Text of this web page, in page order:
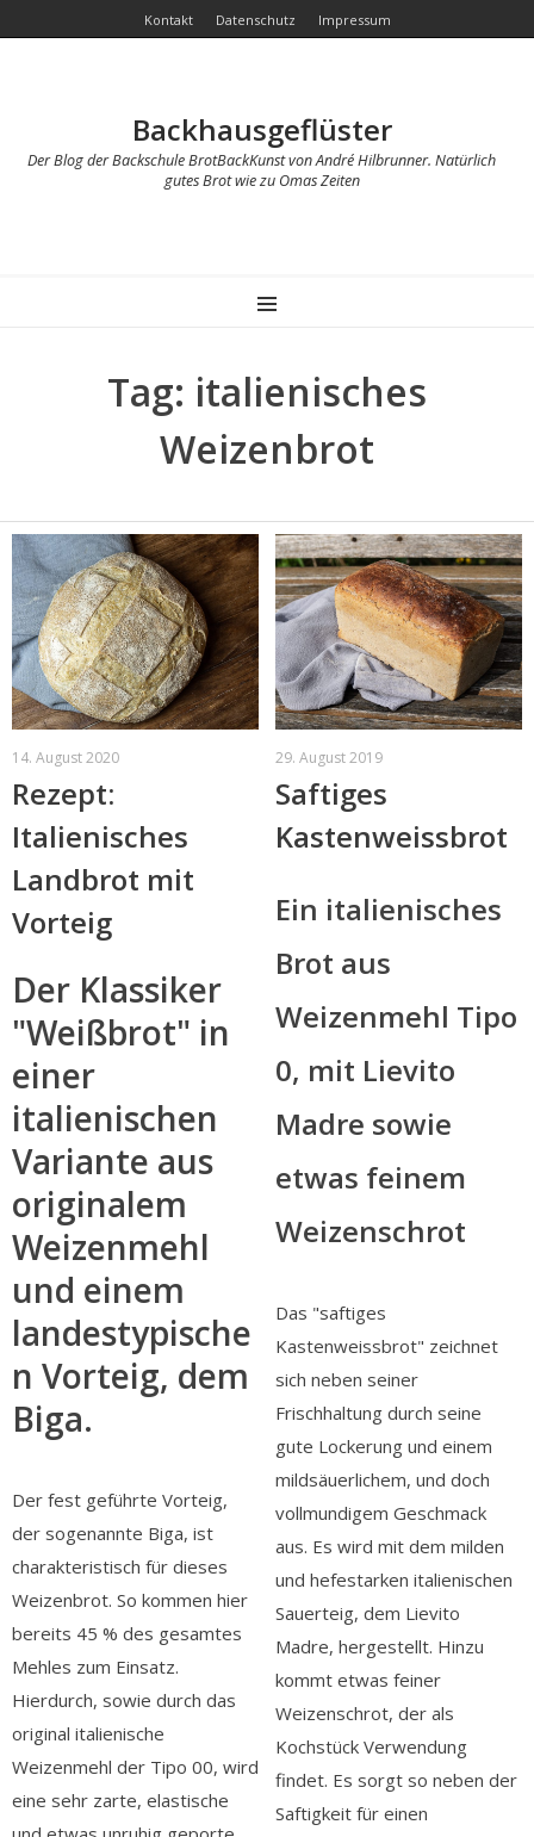
Kontakt Datenschutz Impressum
Backhausgeflüster
Der Blog der Backschule BrotBackKunst von André Hilbrunner. Natürlich
gutes Brot wie zu Omas Zeiten
MENU
Tag: italienisches
Weizenbrot
14. August 2020
Rezept:
Italienisches
Landbrot mit
Vorteig
Der Klassiker
"Weißbrot" in
einer
italienischen
Variante aus
originalem
Weizenmehl
und einem
landestypische
n Vorteig, dem
Biga.
Der fest geführte Vorteig,
der sogenannte Biga, ist
charakteristisch für dieses
Weizenbrot. So kommen hier
bereits 45 % des gesamtes
Mehles zum Einsatz.
Hierdurch, sowie durch das
original italienische
Weizenmehl der Tipo 00, wird
eine sehr zarte, elastische
29. August 2019
Saftiges
Kastenweissbrot
Ein italienisches
Brot aus
Weizenmehl Tipo
0, mit Lievito
Madre sowie
etwas feinem
Weizenschrot
Das "saftiges
Kastenweissbrot" zeichnet
sich neben seiner
Frischhaltung durch seine
gute Lockerung und einem
mildsäuerlichem, und doch
vollmundigem Geschmack
aus. Es wird mit dem milden
und hefestarken italienischen
Sauerteig, dem Lievito
Madre, hergestellt. Hinzu
kommt etwas feiner
Weizenschrot, der als
Kochstück Verwendung
findet. Es sorgt so neben der
Saftigkeit für einen